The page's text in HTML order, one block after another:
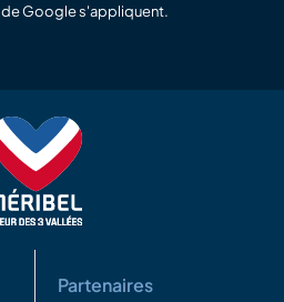
de Google s'appliquent.
Partenaires